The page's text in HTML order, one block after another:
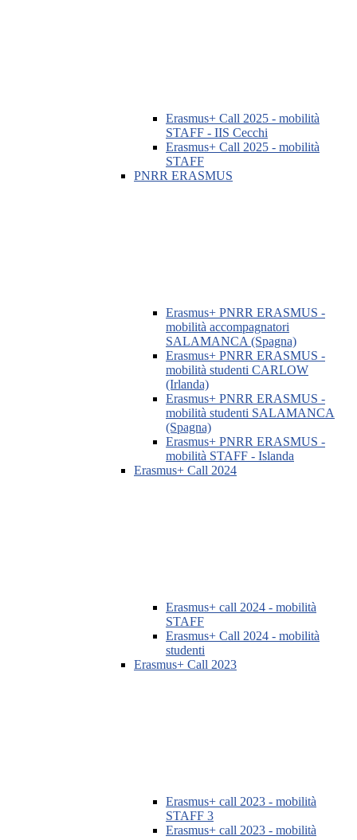
Erasmus+ Call 2025 - mobilità
STAFF - IIS Cecchi
Erasmus+ Call 2025 - mobilità
STAFF
PNRR ERASMUS
Erasmus+ PNRR ERASMUS -
mobilità accompagnatori
SALAMANCA (Spagna)
Erasmus+ PNRR ERASMUS -
mobilità studenti CARLOW
(Irlanda)
Erasmus+ PNRR ERASMUS -
mobilità studenti SALAMANCA
(Spagna)
Erasmus+ PNRR ERASMUS -
mobilità STAFF - Islanda
Erasmus+ Call 2024
Erasmus+ call 2024 - mobilità
STAFF
Erasmus+ Call 2024 - mobilità
studenti
Erasmus+ Call 2023
Erasmus+ call 2023 - mobilità
STAFF 3
Erasmus+ call 2023 - mobilità